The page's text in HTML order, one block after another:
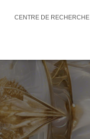
CENTRE DE RECHERCHE